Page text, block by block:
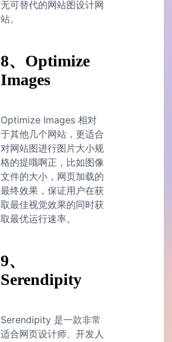
无可替代的网站图设计网
站。
8、Optimize
Images
Optimize Images 相对
于其他几个网站，更适合
对网站图进行图片大小规
格的提哦啊正，比如图像
文件的大小，网页加载的
最终效果，保证用户在获
取最佳视觉效果的同时获
取最优运行速率。
9、
Serendipity
Serendipity 是一款非常
适合网页设计师、开发人